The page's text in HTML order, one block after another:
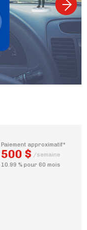
Paiement approximatif*
500 $ /semaine
10.99 % pour 60 mois